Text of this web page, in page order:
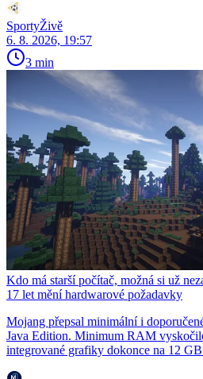
SportyŽivě
6. 8. 2026, 19:57
3 min
Kdo má starší počítač, možná si už
17 let mění hardwarové požadavky
Mojang přepsal minimální i
Java Edition. Minimum RAM
integrované grafiky dokonce na 12